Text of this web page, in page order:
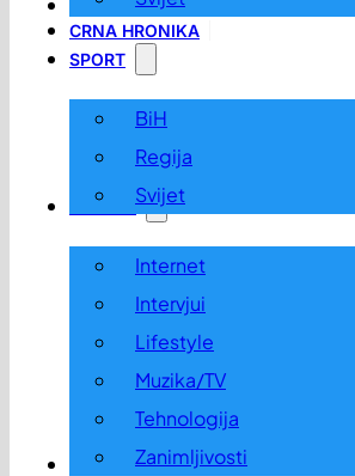
LOKALNO
CRNA HRONIKA
SPORT
BiH
Regija
Svijet
ZABAVA
Internet
Intervjui
Lifestyle
Muzika/TV
Tehnologija
Zanimljivosti
OGLASI I KONKURSI